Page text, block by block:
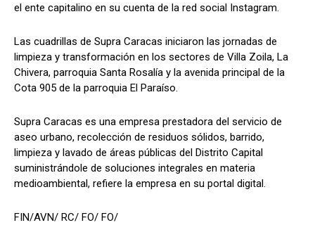
el ente capitalino en su cuenta de la red social Instagram.
Las cuadrillas de Supra Caracas iniciaron las jornadas de
limpieza y transformación en los sectores de Villa Zoila, La
Chivera, parroquia Santa Rosalía y la avenida principal de la
Cota 905 de la parroquia El Paraíso.
Supra Caracas es una empresa prestadora del servicio de
aseo urbano, recolección de residuos sólidos, barrido,
limpieza y lavado de áreas públicas del Distrito Capital
suministrándole de soluciones integrales en materia
medioambiental, refiere la empresa en su portal digital.
FIN/AVN/ RC/ FO/ FO/